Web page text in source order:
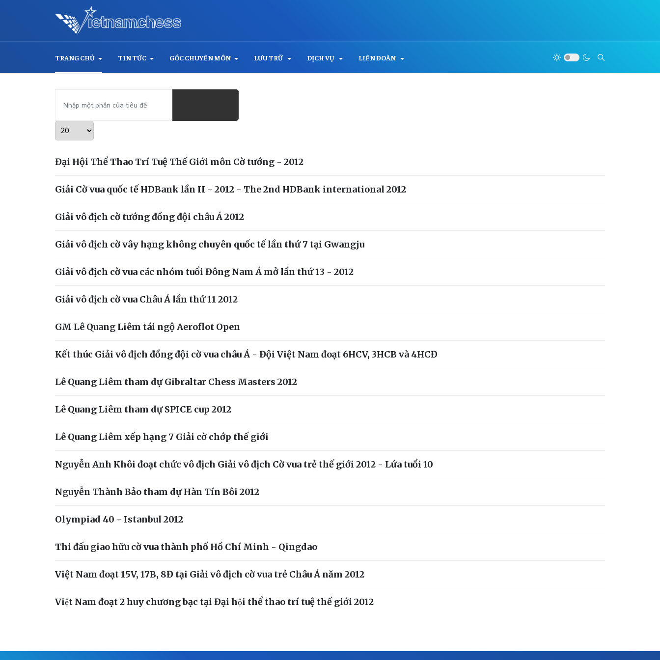
TRANG CHỦ TIN TỨC GÓC CHUYÊN MÔN LƯU TRỮ DỊCH VỤ LIÊN ĐOÀN
Hiển thị #
Đại Hội Thể Thao Trí Tuệ Thế Giới môn Cờ tướng - 2012
Giải Cờ vua quốc tế HDBank lần II - 2012 - The 2nd HDBank international 2012
Giải vô địch cờ tướng đồng đội châu Á 2012
Giải vô địch cờ vây hạng không chuyên quốc tế lần thứ 7 tại Gwangju
Giải vô địch cờ vua các nhóm tuổi Đông Nam Á mở lần thứ 13 - 2012
Giải vô địch cờ vua Châu Á lần thứ 11 2012
GM Lê Quang Liêm tái ngộ Aeroflot Open
Kết thúc Giải vô địch đồng đội cờ vua châu Á - Đội Việt Nam đoạt 6HCV, 3HCB và 4HCĐ
Lê Quang Liêm tham dự Gibraltar Chess Masters 2012
Lê Quang Liêm tham dự SPICE cup 2012
Lê Quang Liêm xếp hạng 7 Giải cờ chớp thế giới
Nguyễn Anh Khôi đoạt chức vô địch Giải vô địch Cờ vua trẻ thế giới 2012 - Lứa tuổi 10
Nguyễn Thành Bảo tham dự Hàn Tín Bôi 2012
Olympiad 40 - Istanbul 2012
Thi đấu giao hữu cờ vua thành phố Hồ Chí Minh - Qingdao
Việt Nam đoạt 15V, 17B, 8Đ tại Giải vô địch cờ vua trẻ Châu Á năm 2012
Việt Nam đoạt 2 huy chương bạc tại Đại hội thể thao trí tuệ thế giới 2012